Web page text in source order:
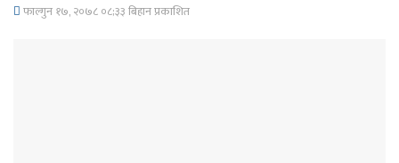
फाल्गुन १७, २०७८ ०८;३३ बिहान प्रकाशित